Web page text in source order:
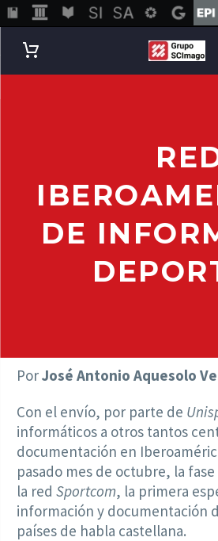
DE
PorJosé Antonio Aquesolo
Con el envío, por parte de
informáticos a otros tantos
documentación en
pasado mes de octubre, la
la red Sportcom, la primera
información y documentación
países de habla castellana.